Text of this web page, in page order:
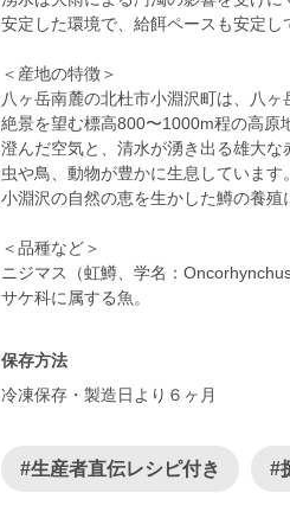
安定した環境で、給餌ペースも安定し
＜産地の特徴＞
八ヶ岳南麓の北杜市小淵沢町は、八
絶景を望む標高800〜1000m程の高原
澄んだ空気と、清水が湧き出る雄大な
虫や鳥、動物が豊かに生息しています
小淵沢の自然の恵を生かした鱒の養殖
＜品種など＞
ニジマス（虹鱒、学名：
保存方法
冷凍保存・製造日より６ヶ月
#生産者直伝レシピ付き #